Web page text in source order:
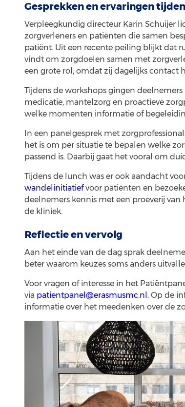
Gesprekken en ervaringen
Verpleegkundig directeur Karin Schuijer
zorgverleners en patiënten die samen
patiënt. Uit een recente peiling blijkt dat
vindt om zorgdoelen samen met
een grote rol, omdat zij dagelijks contact
Tijdens de workshops gingen
medicatie, mantelzorg en proactieve
welke momenten informatie of
In een panelgesprek met
het is om per situatie te bepalen welke
passend is. Daarbij gaat het vooral om
Tijdens de lunch was er ook aandacht
wandelinitiatiefvoor patiënten en
deelnemers kennis met een proeverij
de kliniek.
Reflectie en vervolg
Aan het einde van de dag sprak
beter waarom keuzes soms anders
Voor vragen of interesse in het
via patientpanel@erasmusmc.nl . Op de
informatie over het meedenken over de